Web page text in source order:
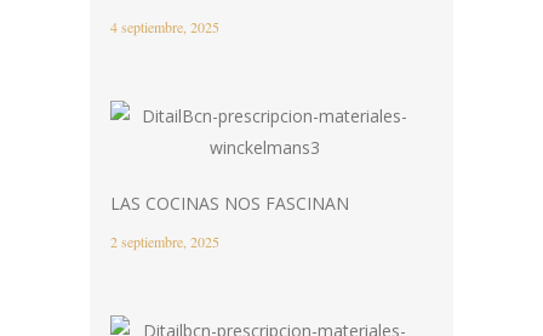
4 septiembre, 2025
LAS COCINAS NOS FASCINAN
2 septiembre, 2025